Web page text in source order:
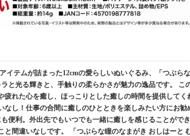
イテムが詰まった12cmの愛らしいぬいぐるみ、「つぶらな
と光る輝きと、手触りの柔らかさが魅力の逸品です。 こ
れた心を癒し、ほっこりとした癒しの時間を提供してく
し！仕事の合間に癒しのひとときを楽しみたい方にお勧
便利。外出先でもいつでも一緒に癒しを感じることができ
間違いなしです。 「つぶらな瞳のなまがき おしはーと